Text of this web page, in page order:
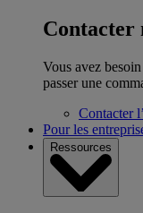
Contacter
Vous avez
passer une
Contacter
Pour les
Ressources